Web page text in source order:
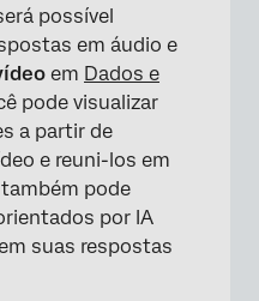
de vídeo
análise
possível
em áudio e
em Dados e
pode visualizar
a partir de
e reuni-los em
pode
por IA
suas respostas